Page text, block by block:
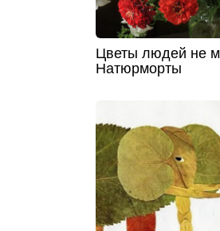
Цветы людей не
Натюрморты